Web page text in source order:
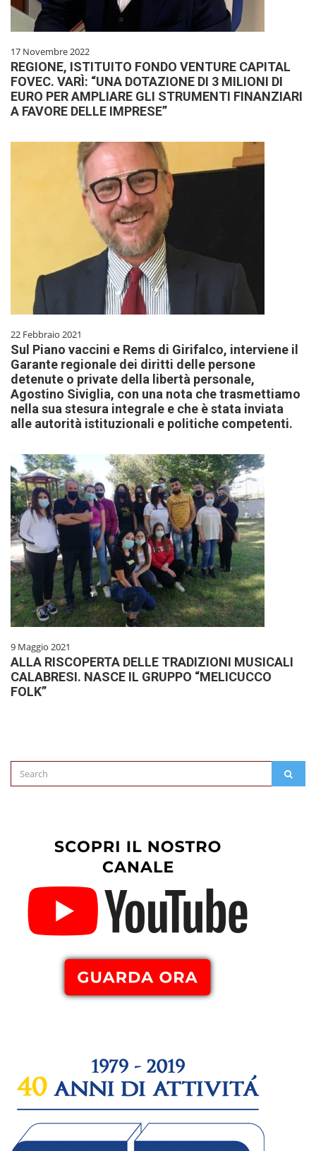
17 Novembre 2022
REGIONE, ISTITUITO FONDO VENTURE CAPITAL
FOVEC. VARÌ: “UNA DOTAZIONE DI 3 MILIONI DI
EURO PER AMPLIARE GLI STRUMENTI FINANZIARI
A FAVORE DELLE IMPRESE”
22 Febbraio 2021
Sul Piano vaccini e Rems di Girifalco, interviene il
Garante regionale dei diritti delle persone
detenute o private della libertà personale,
Agostino Siviglia, con una nota che trasmettiamo
nella sua stesura integrale e che è stata inviata
alle autorità istituzionali e politiche competenti.
9 Maggio 2021
ALLA RISCOPERTA DELLE TRADIZIONI MUSICALI
CALABRESI. NASCE IL GRUPPO “MELICUCCO
FOLK”
Search
for: